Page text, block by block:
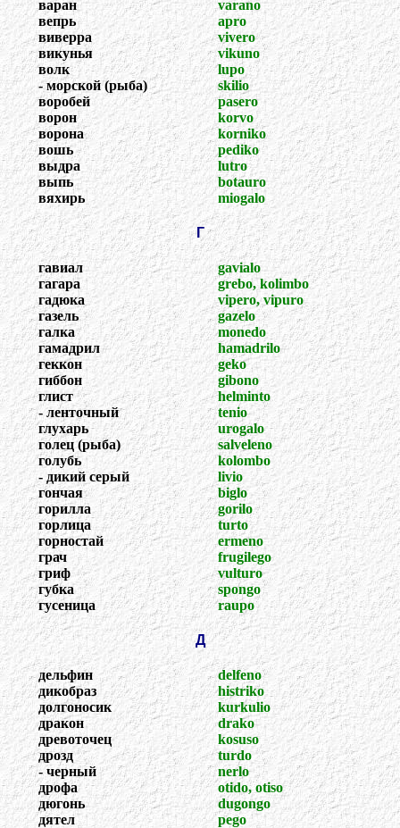
варан
вепрь
виверра
викунья
волк
- морской (рыба)
воробей
ворон
ворона
вошь
выдра
выпь
вяхирь
varano
apro
vivero
vikuno
lupo
skilio
pasero
korvo
korniko
pediko
lutro
botauro
miogalo
Г
гавиал
гагара
гадюка
газель
галка
гамадрил
геккон
гиббон
глист
- ленточный
глухарь
голец (рыба)
голубь
- дикий серый
гончая
горилла
горлица
горностай
грач
гриф
губка
гусеница
gavialo
grebo, kolimbo
vipero, vipuro
gazelo
monedo
hamadrilo
geko
gibono
helminto
tenio
urogalo
salveleno
kolombo
livio
biglo
gorilo
turto
ermeno
frugilego
vulturo
spongo
raupo
Д
дельфин
дикобраз
долгоносик
дракон
древоточец
дрозд
- черный
дрофа
дюгонь
дятел
delfeno
histriko
kurkulio
drako
kosuso
turdo
nerlo
otido, otiso
dugongo
pego